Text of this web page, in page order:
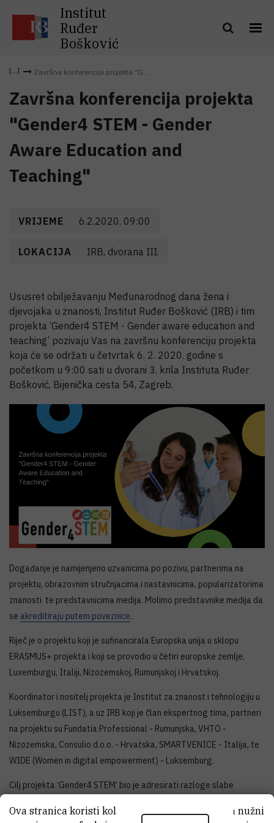
Institut
Ruđer
Bošković
Završna konferencija projekta "G...
Završna konferencija projekta
"Gender4 STEM - Gender
Aware Education and
Teaching"
VRIJEME 6.2.2020. 09:00
LOKACIJA IRB, dvorana III.
Ususret obilježavanju Međunarodnog dana žena i
djevojaka u znanosti, Institut Ruđer Bošković (IRB) i tim
projekta ‘Gender4 STEM - Gender aware education and
teaching’ pozivaju Vas na završnu konferenciju projekta
koja će se održati u četvrtak 6. 2. 2020. godine s
početkom u 9:00 sati u dvorani 3. krila Instituta Ruđer
Bošković, Bijenička cesta 54, Zagreb.
Događanje je namijenjeno uzvanicima po pozivu, partnerima na
projektu, obrazovnim stručnjacima i nastavnicima, popularizatorima
znanosti te predstavnicima medija. Molimo predstavnike medija da
se akreditiraju putem poveznice.
Riječ je o projektu koji je sufinancirala Europska unija u sklopu
ERASMUS+ projekta i koji se provodio u četiri europske zemlje,
Luxemburgu, Italiji, Nizozemskoj, Rumunjskoj i Hrvatskoj.
Koordinator i nositelj projekta je Institut za znanost i tehnologiju u
Luksemburgu (LIST), a uz IRB koji je član ekspertnog tima, partneri
na projektu su Fundatia Professional - Rumunjska, VHTO -
Nizozemska, Consulio d.o.o. - Hrvatska, SMARTVENICE - Italija, te
WIDE (Women in digital empowerment) - Luksemburg.
Cilj projekta ‘Gender4 STEM’ bio je adresirati razloge slabe
(znanost, tehnologija, inženjerstvo i matematika), a potom i žena u
Ova stranica koristi kolačiće. Neki od tih kolačića nužni